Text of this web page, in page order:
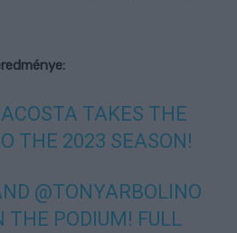
TAKES THE
THE 2023 SEASON!
@TONYARBOLINO
THE PODIUM! FULL